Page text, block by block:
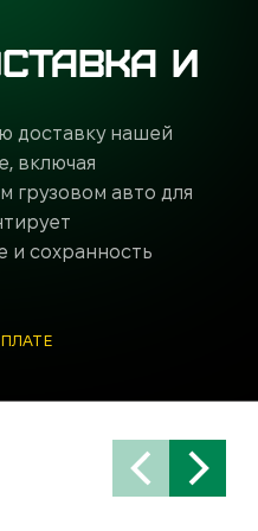
50 метров и даже
и помогают
И
доставку нашей
включая
грузовом авто для
и сохранность